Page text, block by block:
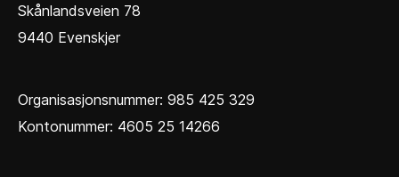
Skånlandsveien 78
9440 Evenskjer
Organisasjonsnummer: 985 425 329
Kontonummer: 4605 25 14266